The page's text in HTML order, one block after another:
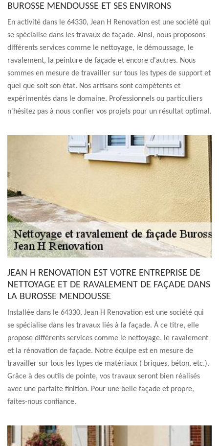
BUROSSE MENDOUSSE ET SES ENVIRONS
En activité dans le 64330, Jean H Renovation est une société qui
se spécialise dans les travaux de façade. Ainsi, nous proposons
différents services comme le nettoyage, le démoussage, le
ravalement, la peinture de façade et encore d'autres. Nous
sommes en mesure de travailler sur tous les types de support et
quel que soit son état. Nos artisans sont compétents et
expérimentés dans le domaine. Professionnels ou particuliers
n'hésitez pas à nous confier vos projets pour un résultat optimal.
JEAN H RENOVATION EST VOTRE ENTREPRISE DE
NETTOYAGE ET DE RAVALEMENT DE FAÇADE DANS
LA BUROSSE MENDOUSSE
Installée dans le 64330, Jean H Renovation est une société qui
se spécialise dans les travaux liés à la façade. À ce titre, elle
propose différents services comme le nettoyage, le ravalement
et la rénovation de façade. Notre équipe est en mesure de
travailler sur tous les types de matériaux ( briques, béton, etc.).
Grâce à des outils de pointe, vos travaux seront bien réalisés
avec une parfaite finition. Pour une belle façade et propre,
faites-nous confiance.